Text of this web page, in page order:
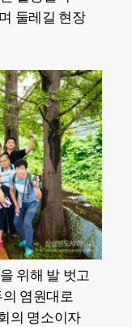
둘레길 현장
위해 발 벗고
염원대로
의 명소이자